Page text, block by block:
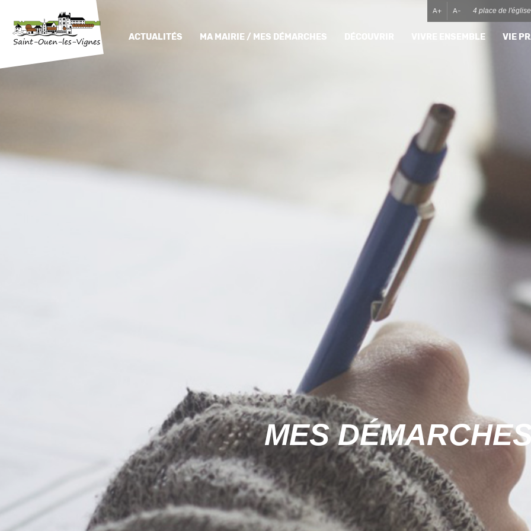
A+ A- 4 place de
ACTUALITÉS MA MAIRIE / MES DÉMARCHES DÉCOUVRIR VIVRE ENSEMBLE VIE
MES